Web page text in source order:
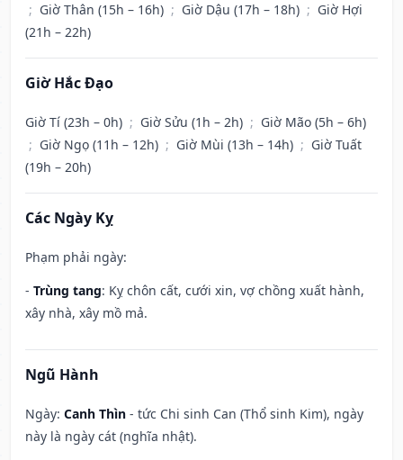
; Giờ Thân (15h – 16h) ; Giờ Dậu (17h – 18h) ; Giờ Hợi
(21h – 22h)
Giờ Hắc Đạo
Giờ Tí (23h – 0h) ; Giờ Sửu (1h – 2h) ; Giờ Mão (5h – 6h)
; Giờ Ngọ (11h – 12h) ; Giờ Mùi (13h – 14h) ; Giờ Tuất
(19h – 20h)
Các Ngày Kỵ
Phạm phải ngày:
- Trùng tang: Kỵ chôn cất, cưới xin, vợ chồng xuất hành,
xây nhà, xây mồ mả.
Ngũ Hành
Ngày: Canh Thìn - tức Chi sinh Can (Thổ sinh Kim), ngày
này là ngày cát (nghĩa nhật).